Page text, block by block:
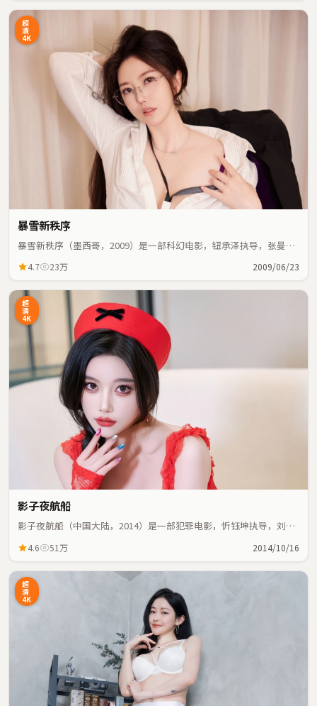
超
清
4K
暴雪新秩序
暴雪新秩序（墨西哥，2009）是一部科幻电影，钮承泽执导，张曼
4.7 23万 2009/06/23
超
清
4K
影子夜航船
影子夜航船（中国大陆，2014）是一部犯罪电影，忻钰坤执导，刘亦
凑。
4.6 51万 2014/10/16
超
清
4K